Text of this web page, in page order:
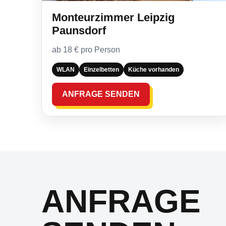
Monteurzimmer Leipzig
Paunsdorf
ab 18 € pro Person
WLAN Einzelbetten Küche vorhanden
ANFRAGE SENDEN
ANFRAGE